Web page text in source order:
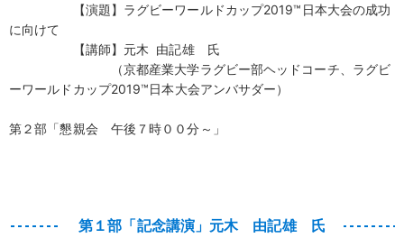
【演題】ラグビーワールドカップ2019™日本大会の成功
に向けて
【講師】元木 由記雄 氏
（京都産業大学ラグビー部ヘッドコーチ、ラグビ
ーワールドカップ2019™日本大会アンバサダー）
第２部「懇親会 午後７時００分～」
第１部「記念講演」元木 由記雄 氏